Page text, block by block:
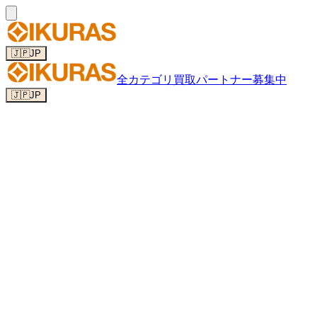
🇯🇵JP
全カテゴリ 買取パートナー募集中
🇯🇵JP